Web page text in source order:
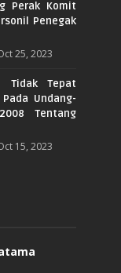
Perak Komit
Penegak
25, 2023
Tidak Tepat
Undang-
Tentang
15, 2023